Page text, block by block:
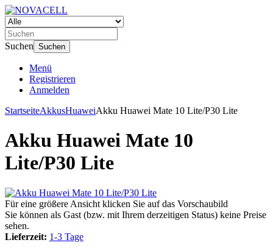
Suchen Suchen
Menü
Registrieren
Anmelden
StartseiteAkkusHuaweiAkku Huawei Mate 10 Lite/P30 Lite
Akku Huawei Mate 10
Lite/P30 Lite
Für eine größere Ansicht klicken Sie auf das Vorschaubild
Sie können als Gast (bzw. mit Ihrem derzeitigen Status) keine Preise
sehen.
Lieferzeit: 1-3 Tage